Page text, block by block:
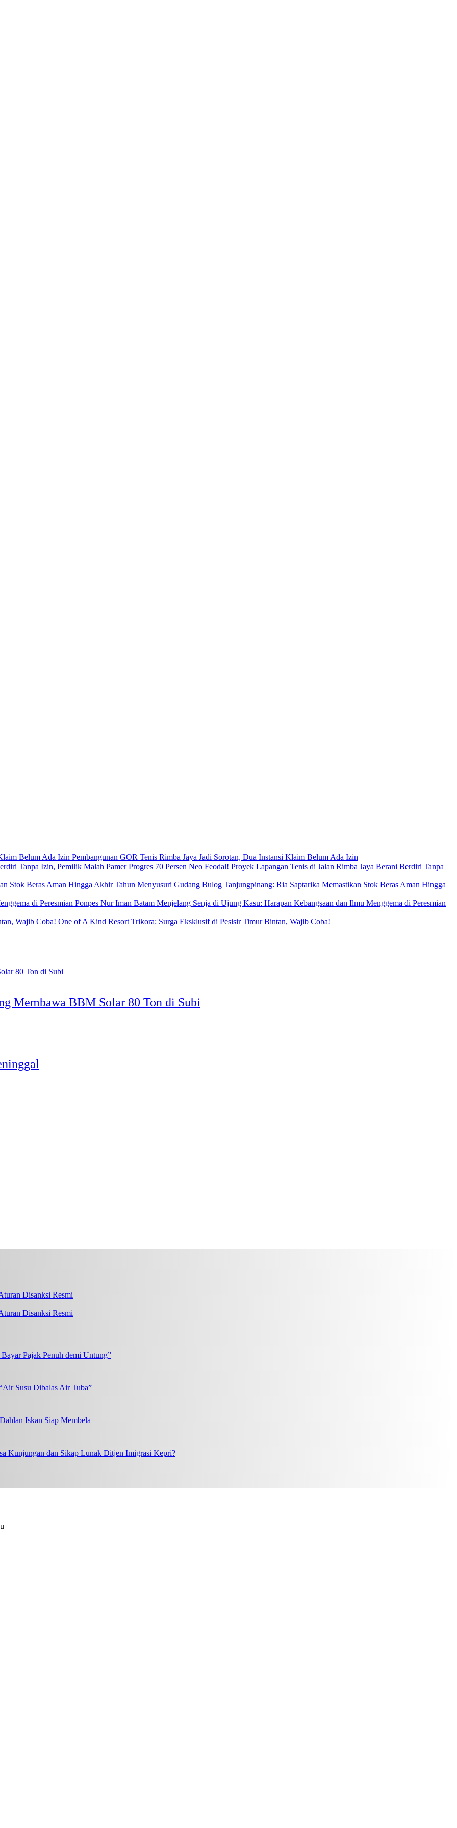
Pembangunan GOR Tenis Rimba Jaya Jadi Sorotan, Dua Instansi Klaim Belum Ada Izin
Neo Feodal! Proyek Lapangan Tenis di Jalan Rimba Jaya Berani Berdiri Tanpa
Menyusuri Gudang Bulog Tanjungpinang: Ria Saptarika Memastikan Stok Beras Aman Hingga
Menjelang Senja di Ujung Kasu: Harapan Kebangsaan dan Ilmu Menggema di Peresmian
One of A Kind Resort Trikora: Surga Eksklusif di Pesisir Timur Bintan, Wajib Coba!
Membawa BBM Solar 80 Ton di Subi
Disanksi Resmi
Pajak Penuh demi Untung”
Susu Dibalas Air Tuba”
Iskan Siap Membela
Kunjungan dan Sikap Lunak Ditjen Imigrasi Kepri?